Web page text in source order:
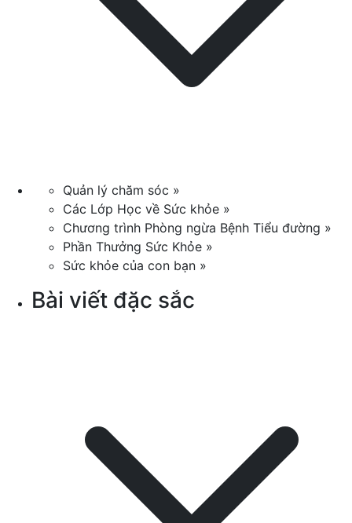
Quản lý chăm sóc »
Các Lớp Học về Sức khỏe »
Chương trình Phòng ngừa Bệnh Tiểu đường »
Phần Thưởng Sức Khỏe »
Sức khỏe của con bạn »
Bài viết đặc sắc